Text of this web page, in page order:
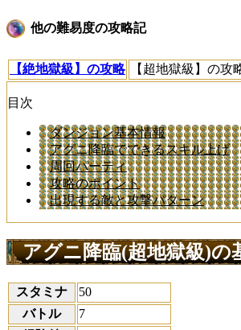
他の難易度の攻略記
【絶地獄級】の攻略 【超地獄級】の攻
目次
ダンジョン基本情報
アグニ降臨でできるスキル上げ
周回パーティ
攻略のポイント
出現する敵と攻撃パターン
アグニ降臨(超地獄級)の
スタミナ
50
バトル
7